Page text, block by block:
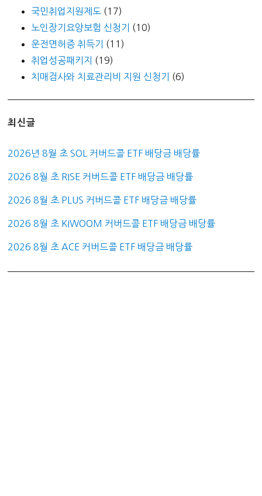
국민취업지원제도 (17)
노인장기요양보험 신청기
(10)
운전면허증 취득기
(11)
취업성공패키지
(19)
치매검사와 치료관리비 지원 신청기
(6)
최신글
2026년 8월 초 SOL 커버드콜 ETF 배당금 배당률
2026 8월 초 RISE 커버드콜 ETF 배당금 배당률
2026 8월 초 PLUS 커버드콜 ETF 배당금 배당률
2026 8월 초 KIWOOM 커버드콜 ETF 배당금 배당률
2026 8월 초 ACE 커버드콜 ETF 배당금 배당률